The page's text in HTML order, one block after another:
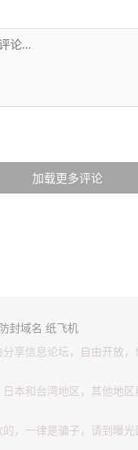
加载更多评论
防封域名 纸飞机
享信息论坛，自由开放
本和台湾地区，其他地
，一律是骗子，请到曝光